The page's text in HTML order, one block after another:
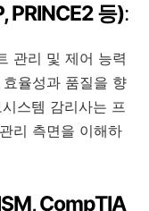
PRINCE2 등):
관리 및 제어 능력
율성과 품질을 향
스템 감리사는 프
리 측면을 이해하
CompTIA